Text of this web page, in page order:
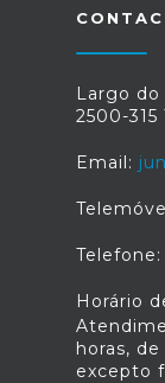
Largo do
2500-315
Email:
Horário
horas,
excepto